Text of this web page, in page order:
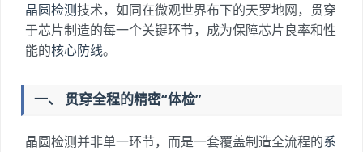
晶圆检测技术，如同在微观世界布下的天罗地网，贯穿
于芯片制造的每一个关键环节，成为保障芯片良率和性
能的核心防线。
一、 贯穿全程的精密“体检”
晶圆检测并非单一环节，而是一套覆盖制造全流程的系